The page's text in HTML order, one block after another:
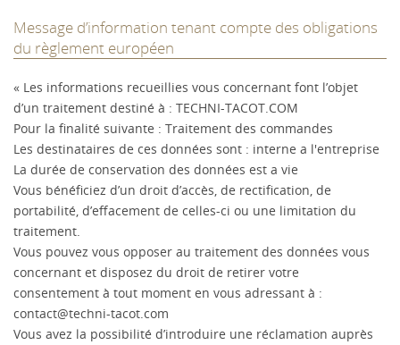
Message d’information tenant compte des obligations
du règlement européen
« Les informations recueillies vous concernant font l’objet
d’un traitement destiné à : TECHNI-TACOT.COM
Pour la finalité suivante : Traitement des commandes
Les destinataires de ces données sont : interne a l'entreprise
La durée de conservation des données est a vie
Vous bénéficiez d’un droit d’accès, de rectification, de
portabilité, d’effacement de celles-ci ou une limitation du
traitement.
Vous pouvez vous opposer au traitement des données vous
concernant et disposez du droit de retirer votre
consentement à tout moment en vous adressant à :
contact@techni-tacot.com
Vous avez la possibilité d’introduire une réclamation auprès